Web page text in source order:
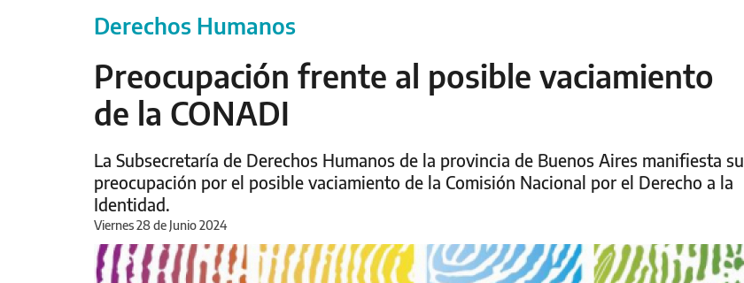
Derechos Humanos
Preocupación frente al posible vaciamiento
de la CONADI
La Subsecretaría de Derechos Humanos de la provincia de Buenos Aires manifiesta su
preocupación por el posible vaciamiento de la Comisión Nacional por el Derecho a la
Identidad.
Viernes 28 de Junio 2024